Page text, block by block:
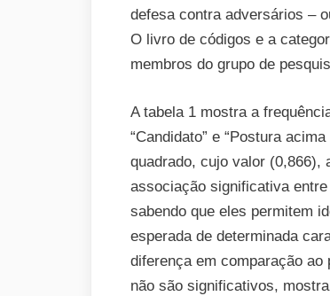
defesa contra adversários –
O livro de códigos e a
membros do grupo de
A tabela 1 mostra a
“Candidato” e “Postura
quadrado, cujo valor (0,866),
associação significativa
sabendo que eles permitem
esperada de determinada
diferença em comparação ao
não são significativos,